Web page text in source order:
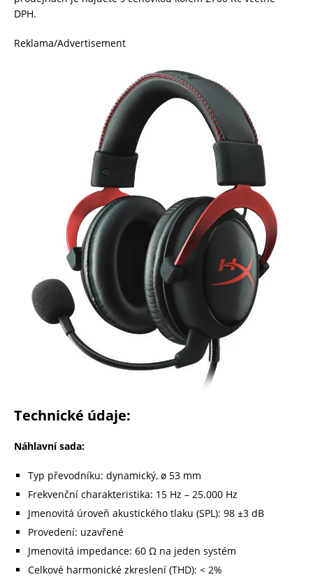
DPH.
Reklama/Advertisement
Technické údaje:
Náhlavní sada:
Typ převodníku: dynamický, ø 53 mm
Frekvenční charakteristika: 15 Hz – 25.000 Hz
Jmenovitá úroveň akustického tlaku (SPL): 98 ±3 dB
Provedení: uzavřené
Jmenovitá impedance: 60 Ω na jeden systém
Celkové harmonické zkreslení (THD): < 2%